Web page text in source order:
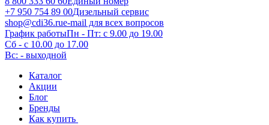
+7 950 754 89 00Дизельный сервис
shop@cdi36.rue-mail для всех вопросов
График работыПн - Пт: с 9.00 до 19.00
Сб - с 10.00 до 17.00
Вс: - выходной
Каталог
Акции
Блог
Бренды
Как купить